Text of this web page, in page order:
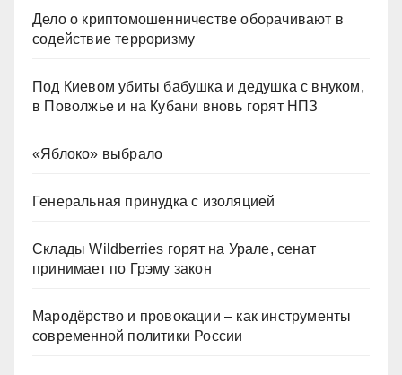
Дело о криптомошенничестве оборачивают в
содействие терроризму
Под Киевом убиты бабушка и дедушка с внуком,
в Поволжье и на Кубани вновь горят НПЗ
«Яблоко» выбрало
Генеральная принудка с изоляцией
Склады Wildberries горят на Урале, сенат
принимает по Грэму закон
Мародёрство и провокации – как инструменты
современной политики России